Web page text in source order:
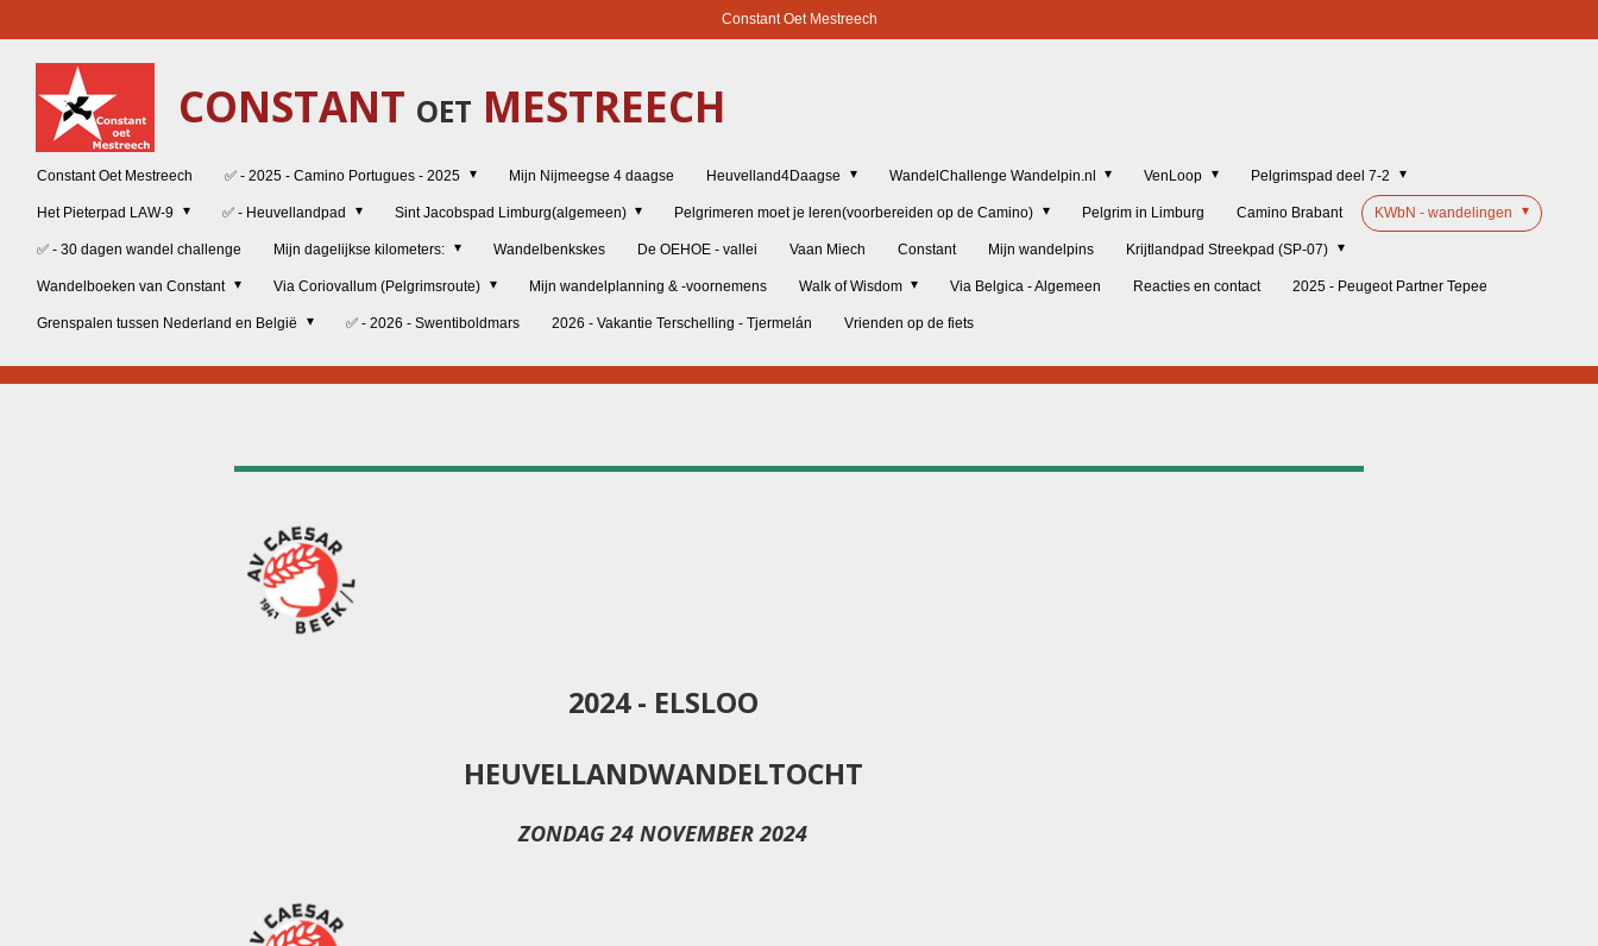
hoofdinhoud
Constant Oet Mestreech
CONSTANT OET MESTREECH
Constant Oet Mestreech ✅ - 2025 - Camino Portugues - 2025 Mijn Nijmeegse 4 daagse Heuvelland4Daagse WandelChallenge Wandelpin.nl VenLoop Pelgrimspad deel 7-2
Het Pieterpad LAW-9 ✅ - Heuvellandpad Sint Jacobspad Limburg(algemeen) Pelgrimeren moet je leren(voorbereiden op de Camino) Pelgrim in Limburg Camino Brabant KWbN - wandelingen
✅ - 30 dagen wandel challenge Mijn dagelijkse kilometers: Wandelbenkskes De OEHOE - vallei Vaan Miech Constant Mijn wandelpins Krijtlandpad Streekpad (SP-07)
Wandelboeken van Constant Via Coriovallum (Pelgrimsroute) Mijn wandelplanning & -voornemens Walk of Wisdom Via Belgica - Algemeen Reacties en contact 2025 - Peugeot Partner Tepee
Grenspalen tussen Nederland en België ✅ - 2026 - Swentiboldmars 2026 - Vakantie Terschelling - Tjermelán Vrienden op de fiets
2024 - ELSLOO
HEUVELLANDWANDELTOCHT
ZONDAG 24 NOVEMBER 2024